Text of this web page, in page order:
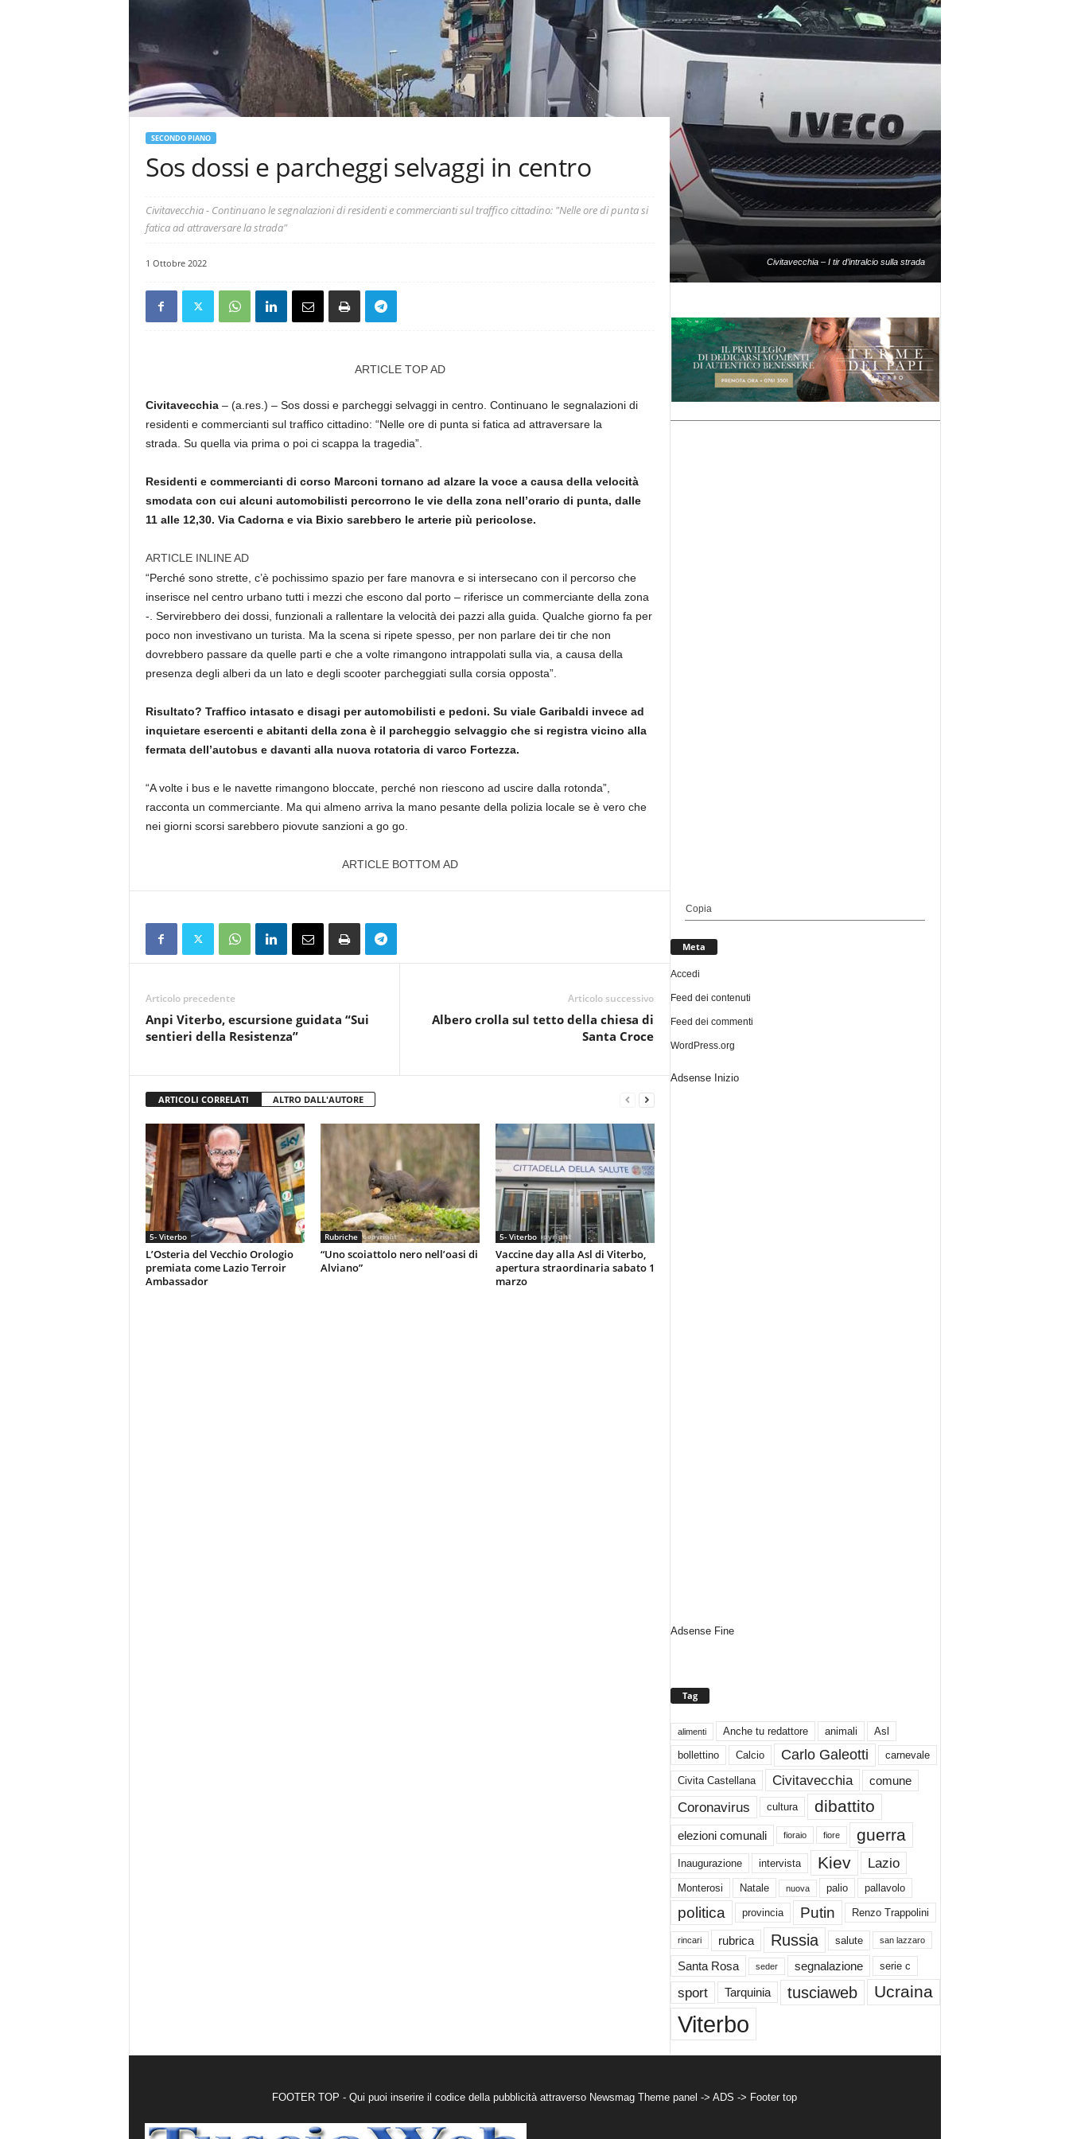
Civitavecchia – I tir d’intralcio sulla strada
SECONDO PIANO
Sos dossi e parcheggi selvaggi in centro
Civitavecchia - Continuano le segnalazioni di residenti e commercianti sul traffico cittadino: "Nelle ore di punta si
fatica ad attraversare la strada"
1 Ottobre 2022
ARTICLE TOP AD
Civitavecchia– (a.res.) – Sos dossi e parcheggi selvaggi in centro. Continuano le segnalazioni di
residenti e commercianti sul traffico cittadino: “Nelle ore di punta si fatica ad attraversare la
strada. Su quella via prima o poi ci scappa la tragedia”.
Residenti e commercianti di corso Marconi tornano ad alzare la voce a causa della velocità
smodata con cui alcuni automobilisti percorrono le vie della zona nell’orario di punta, dalle
11 alle 12,30. Via Cadorna e via Bixio sarebbero le arterie più pericolose.
ARTICLE INLINE AD
“Perché sono strette, c’è pochissimo spazio per fare manovra e si intersecano con il percorso che
inserisce nel centro urbano tutti i mezzi che escono dal porto – riferisce un commerciante della zona
-. Servirebbero dei dossi, funzionali a rallentare la velocità dei pazzi alla guida. Qualche giorno fa per
poco non investivano un turista. Ma la scena si ripete spesso, per non parlare dei tir che non
dovrebbero passare da quelle parti e che a volte rimangono intrappolati sulla via, a causa della
presenza degli alberi da un lato e degli scooter parcheggiati sulla corsia opposta”.
Risultato? Traffico intasato e disagi per automobilisti e pedoni. Su viale Garibaldi invece ad
inquietare esercenti e abitanti della zona è il parcheggio selvaggio che si registra vicino alla
fermata dell’autobus e davanti alla nuova rotatoria di varco Fortezza.
“A volte i bus e le navette rimangono bloccate, perché non riescono ad uscire dalla rotonda”,
racconta un commerciante. Ma qui almeno arriva la mano pesante della polizia locale se è vero che
nei giorni scorsi sarebbero piovute sanzioni a go go.
ARTICLE BOTTOM AD
Articolo precedente
Anpi Viterbo, escursione guidata “Sui
sentieri della Resistenza”
Articolo successivo
Albero crolla sul tetto della chiesa di
Santa Croce
ARTICOLI CORRELATI ALTRO DALL'AUTORE
5- Viterbo
L’Osteria del Vecchio Orologio
premiata come Lazio Terroir
Ambassador
Rubriche
“Uno scoiattolo nero nell’oasi di
Alviano”
5- Viterbo
Vaccine day alla Asl di Viterbo,
apertura straordinaria sabato 1
marzo
Copia
Meta
Accedi
Feed dei contenuti
Feed dei commenti
WordPress.org
Adsense Inizio
Adsense Fine
Tag
alimenti Anche tu redattore animali
Asl
bollettino
Calcio Carlo Galeotti carnevale
Civita Castellana Civitavecchia comune
Coronavirus cultura dibattito
elezioni comunali fioraio fiore guerra
Inaugurazione intervista Kiev Lazio
Monterosi Natale nuova palio pallavolo
politica provincia Putin Renzo Trappolini
rincari rubrica Russia salute san lazzaro
Santa Rosa seder segnalazione serie c
sport Tarquinia tusciaweb Ucraina
Viterbo
FOOTER TOP - Qui puoi inserire il codice della pubblicità attraverso Newsmag Theme panel -> ADS -> Footer top